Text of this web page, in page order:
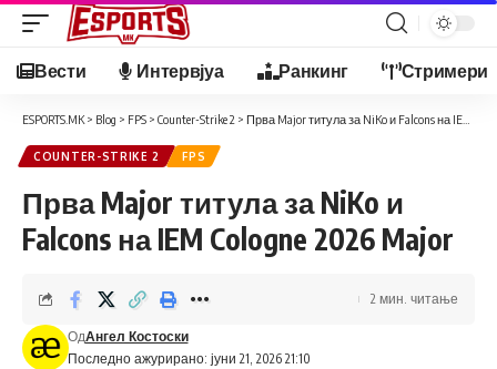
Вести Интервјуа Ранкинг Стримери
ESPORTS.MK > Blog > FPS > Counter-Strike 2 > Прва Major титула за NiKo и Falcons на IEM Cologne 2026 Major
COUNTER-STRIKE 2 FPS
Прва Major титула за NiKo и
Falcons на IEM Cologne 2026 Major
Последно ажурирано: јуни 21, 2026 21:10
ОдАнгел Костоски
2 мин. читање